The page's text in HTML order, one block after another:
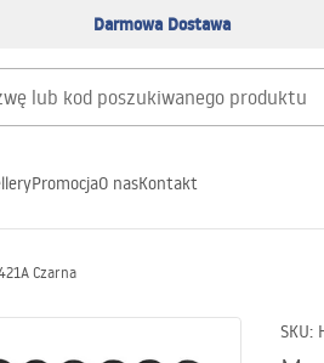
Darmowa Dostawa
PromocjaO nasKontakt
Czarna
SKU: